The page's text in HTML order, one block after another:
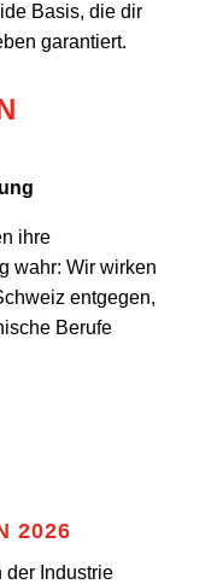
Basis, die dir
garantiert.
ihre
wahr: Wir wirken
entgegen,
Berufe
2026
der Industrie